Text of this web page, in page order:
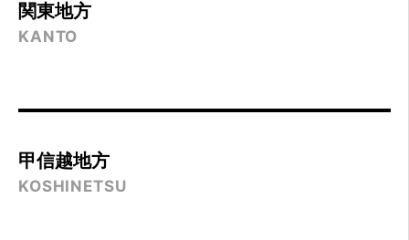
関東地方
KANTO
甲信越地方
KOSHINETSU